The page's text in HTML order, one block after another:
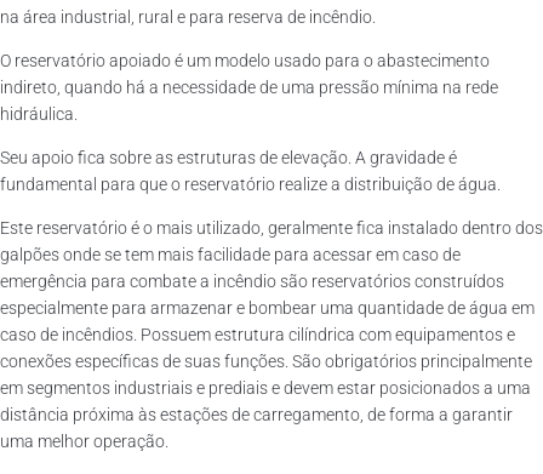
na área industrial, rural e para reserva de incêndio.
O reservatório apoiado é um modelo usado para o abastecimento
indireto, quando há a necessidade de uma pressão mínima na rede
hidráulica.
Seu apoio fica sobre as estruturas de elevação. A gravidade é
fundamental para que o reservatório realize a distribuição de água.
Este reservatório é o mais utilizado, geralmente fica instalado dentro dos
galpões onde se tem mais facilidade para acessar em caso de
emergência para combate a incêndio são reservatórios construídos
especialmente para armazenar e bombear uma quantidade de água em
caso de incêndios. Possuem estrutura cilíndrica com equipamentos e
conexões específicas de suas funções. São obrigatórios principalmente
em segmentos industriais e prediais e devem estar posicionados a uma
distância próxima às estações de carregamento, de forma a garantir
uma melhor operação.